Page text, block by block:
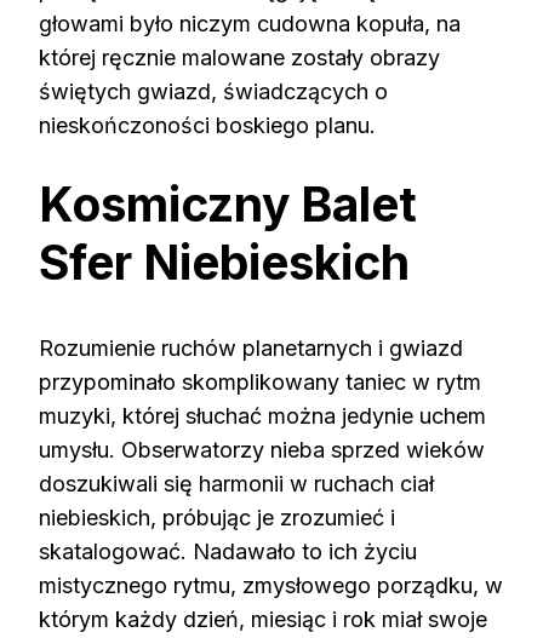
głowami było niczym cudowna kopuła, na
której ręcznie malowane zostały obrazy
świętych gwiazd, świadczących o
nieskończoności boskiego planu.
Kosmiczny Balet
Sfer Niebieskich
Rozumienie ruchów planetarnych i gwiazd
przypominało skomplikowany taniec w rytm
muzyki, której słuchać można jedynie uchem
umysłu. Obserwatorzy nieba sprzed wieków
doszukiwali się harmonii w ruchach ciał
niebieskich, próbując je zrozumieć i
skatalogować. Nadawało to ich życiu
mistycznego rytmu, zmysłowego porządku, w
którym każdy dzień, miesiąc i rok miał swoje